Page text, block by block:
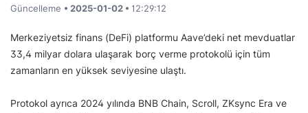
Güncelleme • 2025-01-02 • 12:29:12
Merkeziyetsiz finans (DeFi) platformu Aave’deki net mevduatlar
33,4 milyar dolara ulaşarak borç verme protokolü için tüm
zamanların en yüksek seviyesine ulaştı.
Protokol ayrıca 2024 yılında BNB Chain, Scroll, ZKsync Era ve